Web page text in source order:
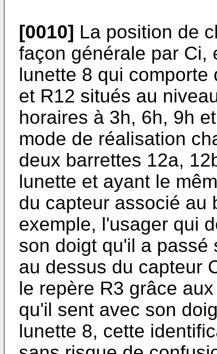
[0010] La position de
façon générale par Ci,
lunette 8 qui comporte
et R12 situés au
horaires à 3h, 6h, 9h
mode de réalisation
deux barrettes 12a,
lunette et ayant le
du capteur associé au
exemple, l'usager qui
son doigt qu'il a
au dessus du capteur
le repère R3 grâce
qu'il sent avec son
lunette 8, cette